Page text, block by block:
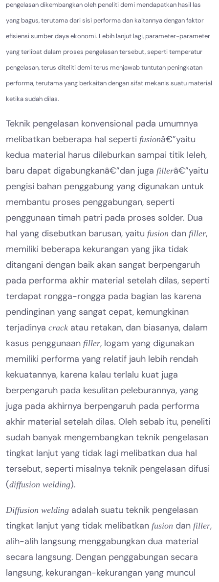
pengelasan dikembangkan oleh peneliti demi mendapatkan hasil las
yang bagus, terutama dari sisi performa dan kaitannya dengan faktor
efisiensi sumber daya ekonomi. Lebih lanjut lagi, parameter-parameter
yang terlibat dalam proses pengelasan tersebut, seperti temperatur
pengelasan, terus diteliti demi terus menjawab tuntutan peningkatan
performa, terutama yang berkaitan dengan sifat mekanis suatu material
ketika sudah dilas.
Teknik pengelasan konvensional pada umumnya
melibatkan beberapa hal seperti fusionâ€”yaitu
kedua material harus dileburkan sampai titik leleh,
baru dapat digabungkanâ€”dan juga fillerâ€”yaitu
pengisi bahan penggabung yang digunakan untuk
membantu proses penggabungan, seperti
penggunaan timah patri pada proses solder. Dua
hal yang disebutkan barusan, yaitu fusion dan filler,
memiliki beberapa kekurangan yang jika tidak
ditangani dengan baik akan sangat berpengaruh
pada performa akhir material setelah dilas, seperti
terdapat rongga-rongga pada bagian las karena
pendinginan yang sangat cepat, kemungkinan
terjadinya crack atau retakan, dan biasanya, dalam
kasus penggunaan filler, logam yang digunakan
memiliki performa yang relatif jauh lebih rendah
kekuatannya, karena kalau terlalu kuat juga
berpengaruh pada kesulitan peleburannya, yang
juga pada akhirnya berpengaruh pada performa
akhir material setelah dilas. Oleh sebab itu, peneliti
sudah banyak mengembangkan teknik pengelasan
tingkat lanjut yang tidak lagi melibatkan dua hal
tersebut, seperti misalnya teknik pengelasan difusi
(diffusion welding).
Diffusion welding adalah suatu teknik pengelasan
tingkat lanjut yang tidak melibatkan fusion dan filler,
alih-alih langsung menggabungkan dua material
secara langsung. Dengan penggabungan secara
langsung, kekurangan-kekurangan yang muncul